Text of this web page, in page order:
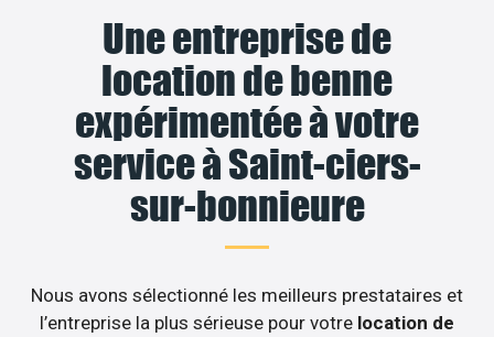
Une entreprise de
location de benne
expérimentée à votre
service à Saint-ciers-
sur-bonnieure
Nous avons sélectionné les meilleurs prestataires et
l’entreprise la plus sérieuse pour votre location de